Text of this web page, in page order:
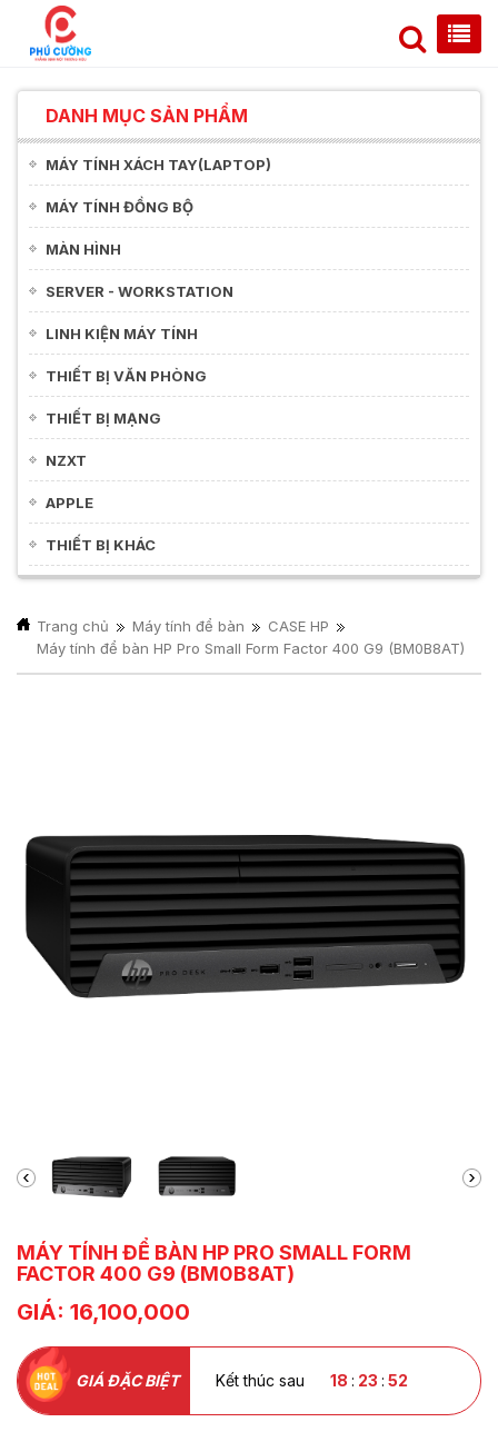
DANH MỤC SẢN PHẨM
MÁY TÍNH XÁCH TAY(LAPTOP)
MÁY TÍNH ĐỒNG BỘ
MÀN HÌNH
SERVER - WORKSTATION
LINH KIỆN MÁY TÍNH
THIẾT BỊ VĂN PHÒNG
THIẾT BỊ MẠNG
NZXT
APPLE
THIẾT BỊ KHÁC
Trang chủ Máy tính để bàn
CASE HP
Máy tính để bàn HP Pro Small Form Factor 400 G9 (BM0B8AT)
MÁY TÍNH ĐỂ BÀN HP PRO SMALL FORM
FACTOR 400 G9 (BM0B8AT)
GIÁ: 16,100,000
GIÁ ĐẶC BIỆT Kết thúc sau 18 : 23 : 51